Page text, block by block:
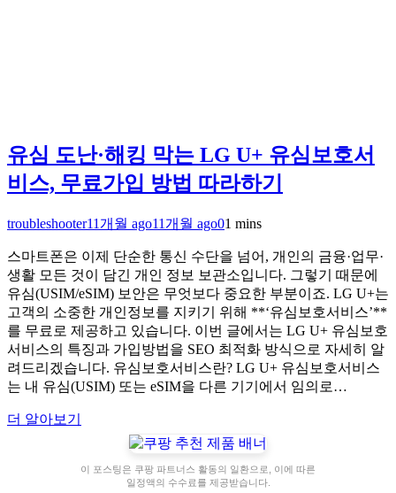
유심 도난·해킹 막는 LG U+ 유심보호서
비스, 무료가입 방법 따라하기
troubleshooter11개월 ago11개월 ago01 mins
스마트폰은 이제 단순한 통신 수단을 넘어, 개인의 금융·업무·
생활 모든 것이 담긴 개인 정보 보관소입니다. 그렇기 때문에
유심(USIM/eSIM) 보안은 무엇보다 중요한 부분이죠. LG U+는
고객의 소중한 개인정보를 지키기 위해 **‘유심보호서비스’**
를 무료로 제공하고 있습니다. 이번 글에서는 LG U+ 유심보호
서비스의 특징과 가입방법을 SEO 최적화 방식으로 자세히 알
려드리겠습니다. 유심보호서비스란? LG U+ 유심보호서비스
는 내 유심(USIM) 또는 eSIM을 다른 기기에서 임의로…
더 알아보기
이 포스팅은 쿠팡 파트너스 활동의 일환으로, 이에 따른
일정액의 수수료를 제공받습니다.